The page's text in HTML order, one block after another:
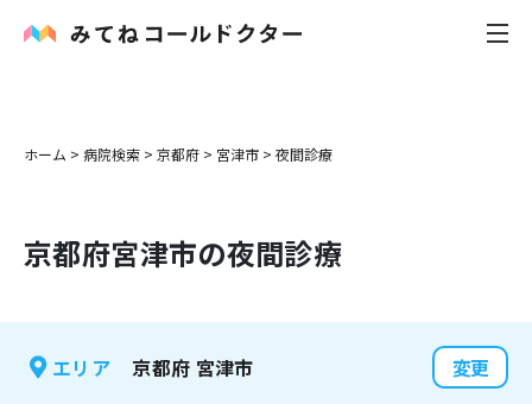
内科
花粉症
感染症
ホーム > 病院検索 > 京都府 > 宮津市 > 夜間診療
京都府宮津市の夜間診療
エリア 京都府 宮津市 変更